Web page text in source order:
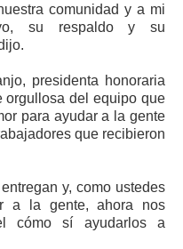
comunidad y a mi
su respaldo y su
presidenta honoraria
orgullosa del equipo que
para ayudar a la gente
que recibieron
y, como ustedes
a la gente, ahora nos
cómo sí ayudarlos a